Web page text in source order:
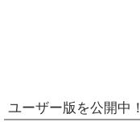
ユーザー版を公開中！